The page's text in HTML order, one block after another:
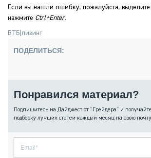
Если вы нашли ошибку, пожалуйста, выделите
нажмите Ctrl+Enter.
ВТБ лизинг
ПОДЕЛИТЬСЯ:
Понравился материал?
Подпишитесь на Дайджест от “Грейдера” и получайте
подборку лучших статей каждый месяц на свою